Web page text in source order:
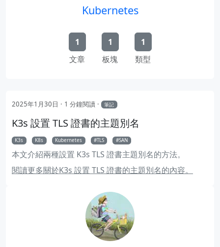
Kubernetes
1
文章
1
板塊
1
類型
2025年1月30日 1 分鐘閱讀 筆記
K3s 設置 TLS 證書的主題別名
K3s K8s Kubernetes TLS SAN
本文介紹兩種設置 K3s TLS 證書主題別名的方法。
閱讀更多關於K3s 設置 TLS 證書的主題別名的內容。